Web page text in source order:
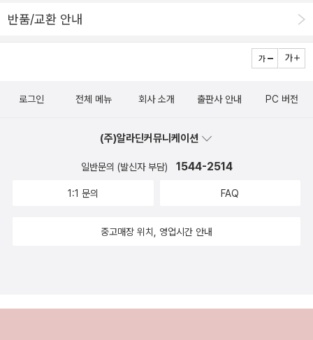
지. 계속 생각하면서 어렵게 찾아내야 진짜 결이 거가 되는 거야'아침
비전이 안 좋은 점이 나온 부분을 읽어줬는데 '안 들을래'라며 귀를 막
좋은지 알겠어. 책은 읽으면 스스로 생각해볼 수 있는데 스마트폰은
스마트폰을 끊어야하는 거 아니니? 1주일에 이틀 1시간씩을 하루 1시
간반으로 줄이겠다고 한 건 고맙다만. . .)아무튼 이 책은 아이들이 이
올리기보다는 각 에피소드 줄거리를 파악하는 정도였다.학교 독서록
많다.우후가 한 질문과 그에 대한 결이의 답을 써보라니 벌써 한쪽이
반품/교환 안내
로그인 전체 메뉴 회사 소개 출판사 안내 PC 버전
(주)알라딘커뮤니케이션
일반문의 (발신자 부담) 1544-2514
1:1 문의 FAQ
중고매장 위치, 영업시간 안내